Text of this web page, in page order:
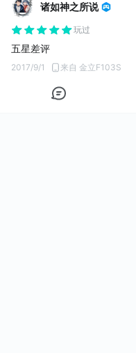
诸如神之所说
玩过
五星差评
2017/9/1 来自 金立F103S